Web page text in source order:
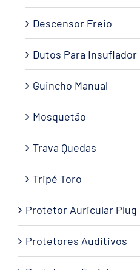
Descensor Freio
Dutos Para Insuflador
Guincho Manual
Mosquetão
Trava Quedas
Tripé Toro
Protetor Auricular Plug
Protetores Auditivos